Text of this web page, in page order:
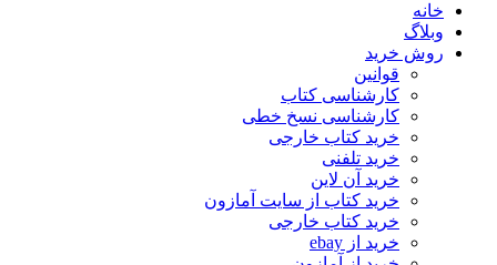
خانه
وبلاگ
روش خرید
قوانین
کارشناسی کتاب
کارشناسی نسخ خطی
خرید کتاب خارجی
خرید تلفنی
خرید آن لاین
خرید کتاب از سایت آمازون
خرید کتاب خارجی
خرید از ebay